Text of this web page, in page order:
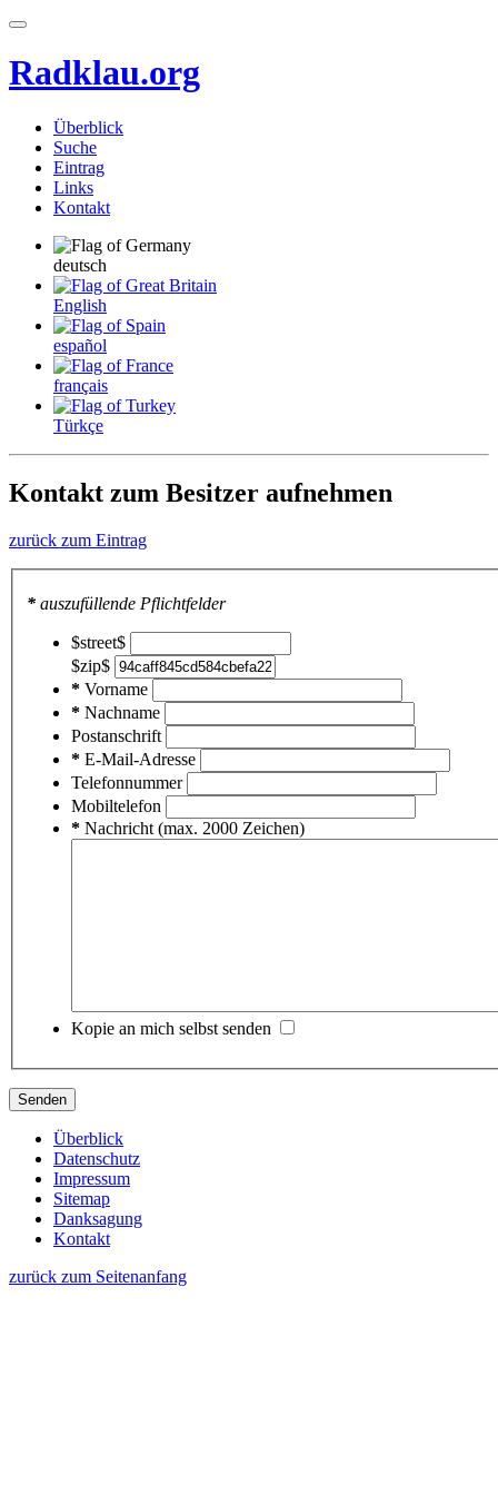
Radklau.org
Überblick
Suche
Eintrag
Links
Kontakt
deutsch
English
español
français
Türkçe
Kontakt zum Besitzer aufnehmen
zurück zum Eintrag
* auszufüllende Pflichtfelder
$street$
$zip$
* Vorname
* Nachname
Postanschrift
* E-Mail-Adresse
Telefonnummer
Mobiltelefon
* Nachricht (max. 2000 Zeichen)
Kopie an mich selbst senden
Überblick
Datenschutz
Impressum
Sitemap
Danksagung
Kontakt
zurück zum Seitenanfang